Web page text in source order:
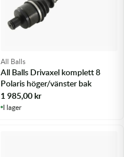
All Balls
All Balls Drivaxel komplett 8
Polaris höger/vänster bak
1 985,00kr
I lager